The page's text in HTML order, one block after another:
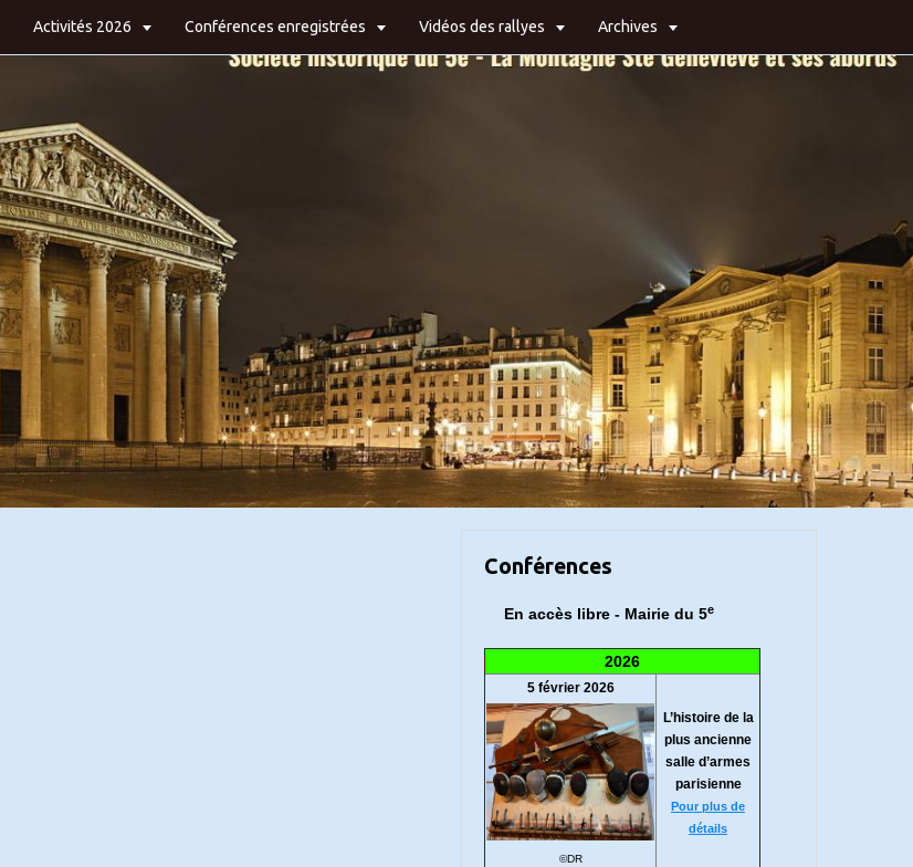
Activités 2026 Conférences enregistrées Vidéos des rallyes Archives
Conférences
En accès libre - Mairie du 5e
2026
5 février 2026
©DR
L’histoire de la
plus ancienne
salle d’armes
parisienne
Pour plus de
détails